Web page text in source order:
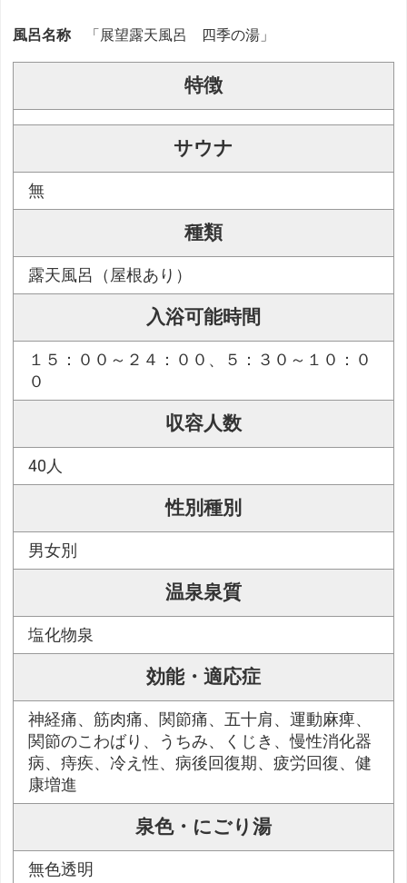
風呂名称 「展望露天風呂 四季の湯」
特徴
サウナ
無
種類
露天風呂（屋根あり）
入浴可能時間
１５：００～２４：００、５：３０～１０：０
０
収容人数
40人
性別種別
男女別
温泉泉質
塩化物泉
効能・適応症
神経痛、筋肉痛、関節痛、五十肩、運動麻痺、
関節のこわばり、うちみ、くじき、慢性消化器
病、痔疾、冷え性、病後回復期、疲労回復、健
康増進
泉色・にごり湯
無色透明